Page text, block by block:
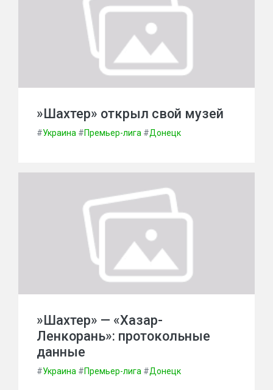
»Шахтер» открыл свой музей
#Украина #Премьер-лига #Донецк
»Шахтер» — «Хазар-
Ленкорань»: протокольные
данные
#Украина #Премьер-лига #Донецк